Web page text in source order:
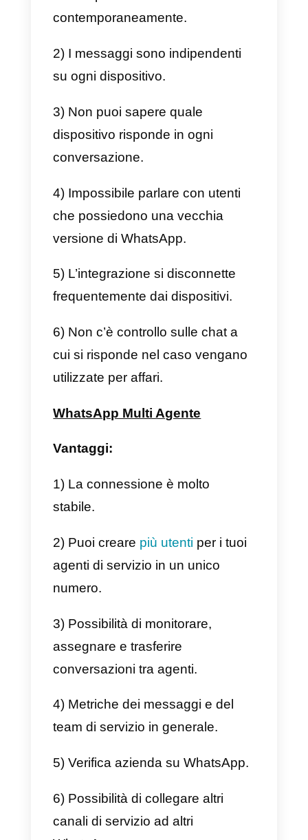
ottimizzato per il business, il
servizio clienti, le vendite e il call
center.
Vantaggi e svantaggi di
WhatsApp su 4 dispositivi
e WhatsApp Multi Agente
presenta sia vantaggi che
svantaggi. In questo articolo ti
chiariremo e spiegheremo quali
sono questi punti che dovrai
considerare per scegliere
necessaria per la tua attività.
WhatsApp Web su 4 schermi
1) È gratuito.
2) Puoi aprire un account su un
massimo di 5 dispositivi diversi.